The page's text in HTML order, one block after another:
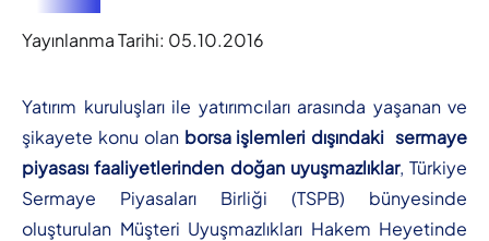
Yayınlanma Tarihi: 05.10.2016
Yatırım kuruluşları ile yatırımcıları arasında yaşanan ve
şikayete konu olan borsa işlemleri dışındaki sermaye
piyasası faaliyetlerinden doğan uyuşmazlıklar, Türkiye
Sermaye Piyasaları Birliği (TSPB) bünyesinde
oluşturulan Müşteri Uyuşmazlıkları Hakem Heyetinde